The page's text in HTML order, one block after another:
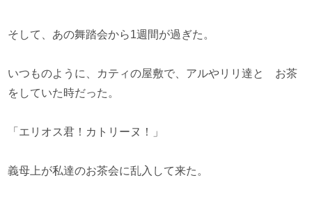
そして、あの舞踏会から1週間が過ぎた。
いつものように、カティの屋敷で、アルやリリ達と お茶
をしていた時だった。
「エリオス君！カトリーヌ！」
義母上が私達のお茶会に乱入して来た。